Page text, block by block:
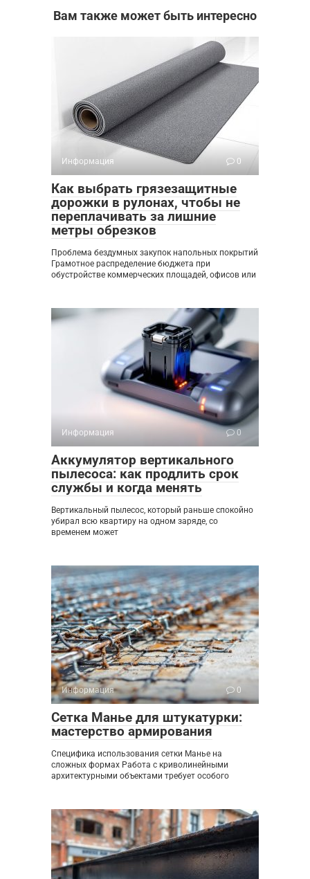
Вам также может быть интересно
Информация 0
Как выбрать грязезащитные
дорожки в рулонах, чтобы не
переплачивать за лишние
метры обрезков
Проблема бездумных закупок напольных покрытий
Грамотное распределение бюджета при
обустройстве коммерческих площадей, офисов или
Информация 0
Аккумулятор вертикального
пылесоса: как продлить срок
службы и когда менять
Вертикальный пылесос, который раньше спокойно
убирал всю квартиру на одном заряде, со
временем может
Информация 0
Сетка Манье для штукатурки:
мастерство армирования
Специфика использования сетки Манье на
сложных формах Работа с криволинейными
архитектурными объектами требует особого